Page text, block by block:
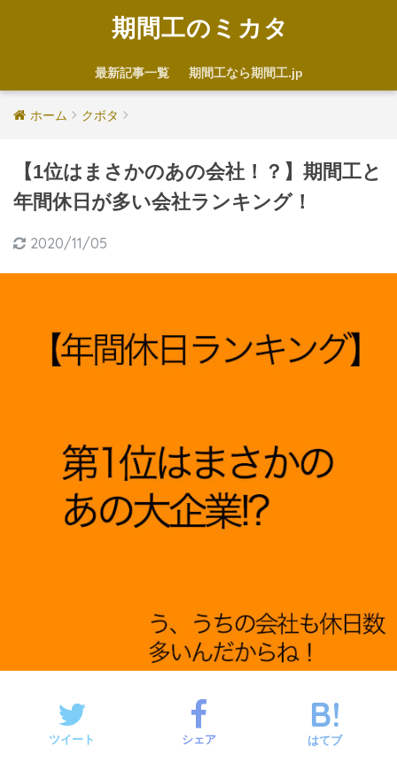
期間工のミカタ
最新記事一覧 期間工なら期間工.jp
ホーム クボタ
【1位はまさかのあの会社！？】期間工と
年間休日が多い会社ランキング！
2020/11/05
ツイート シェア はてブ